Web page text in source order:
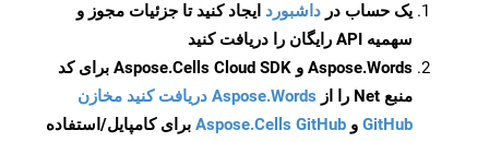
یک حساب در داشبورد ایجاد کنید تا جزئیات مجوز و
سهمیه API رایگان را دریافت کنید
Aspose.Words و Aspose.Cells Cloud SDK برای کد
منبع Net را از
Aspose.Words دریافت کنید مخازن
GitHub و Aspose.Cells GitHub برای کامپایل/استفاده